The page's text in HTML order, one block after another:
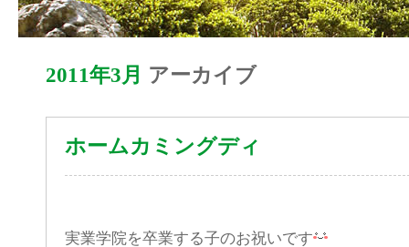
2011年3月 アーカイブ
ホームカミングディ
実業学院を卒業する子のお祝いです